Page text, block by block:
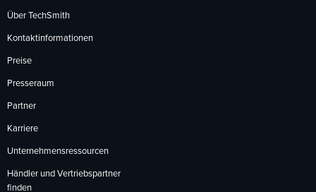
Über TechSmith
Kontaktinformationen
Preise
Presseraum
Partner
Karriere
Unternehmensressourcen
Händler und Vertriebspartner
finden